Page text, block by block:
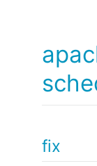
fix